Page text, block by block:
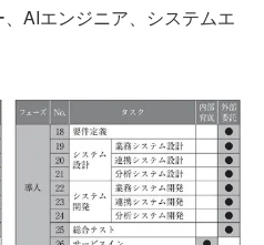
AIエンジニア、システムエ